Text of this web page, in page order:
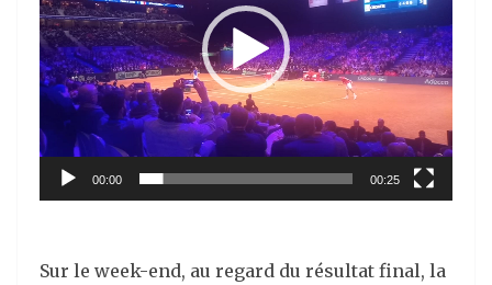
00:00 00:25
Sur le week-end, au regard du résultat final, la